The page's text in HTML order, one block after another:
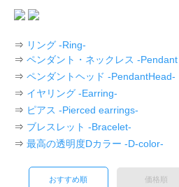
⇒ リング -Ring-
⇒ ペンダント・ネックレス -
⇒ ペンダントヘッド -PendantHead-
⇒ イヤリング -Earring-
⇒ ピアス -Pierced earrings-
⇒ ブレスレット -Bracelet-
⇒ 最高の透明度Dカラー -D-color-
おすすめ順 価格順